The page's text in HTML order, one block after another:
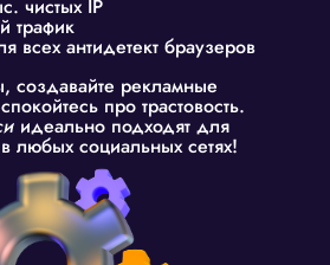
чистых IP
трафик
всех антидетект браузеров
создавайте рекламные
про трастовость.
идеально подходят для
любых социальных сетях!